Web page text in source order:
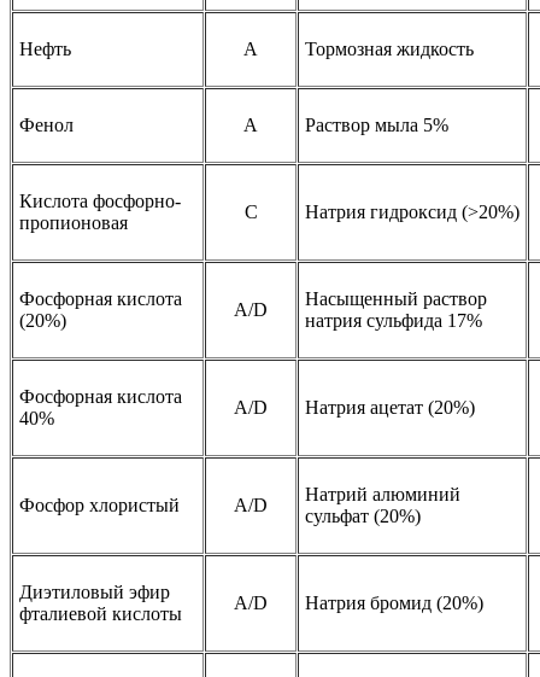
Нефть A Тормозная жидкость
Фенол A Раствор мыла 5%
Кислота фосфорно-
пропионовая
C Натрия гидроксид (>20%)
Фосфорная кислота
(20%)
A/D
Насыщенный раствор
натрия сульфида 17%
Фосфорная кислота
40%
A/D Натрия ацетат (20%)
Фосфор хлористый A/D
Натрий алюминий
сульфат (20%)
Диэтиловый эфир
фталиевой кислоты
A/D Натрия бромид (20%)